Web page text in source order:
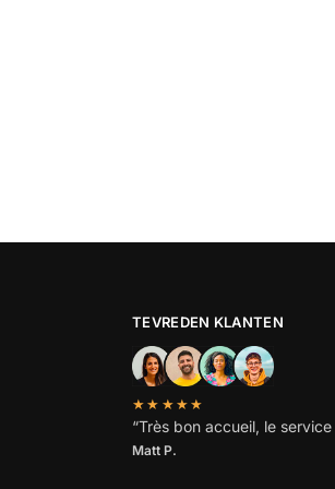
TEVREDEN KLANTEN
★★★★★
“Très bon accueil, le
Matt P.